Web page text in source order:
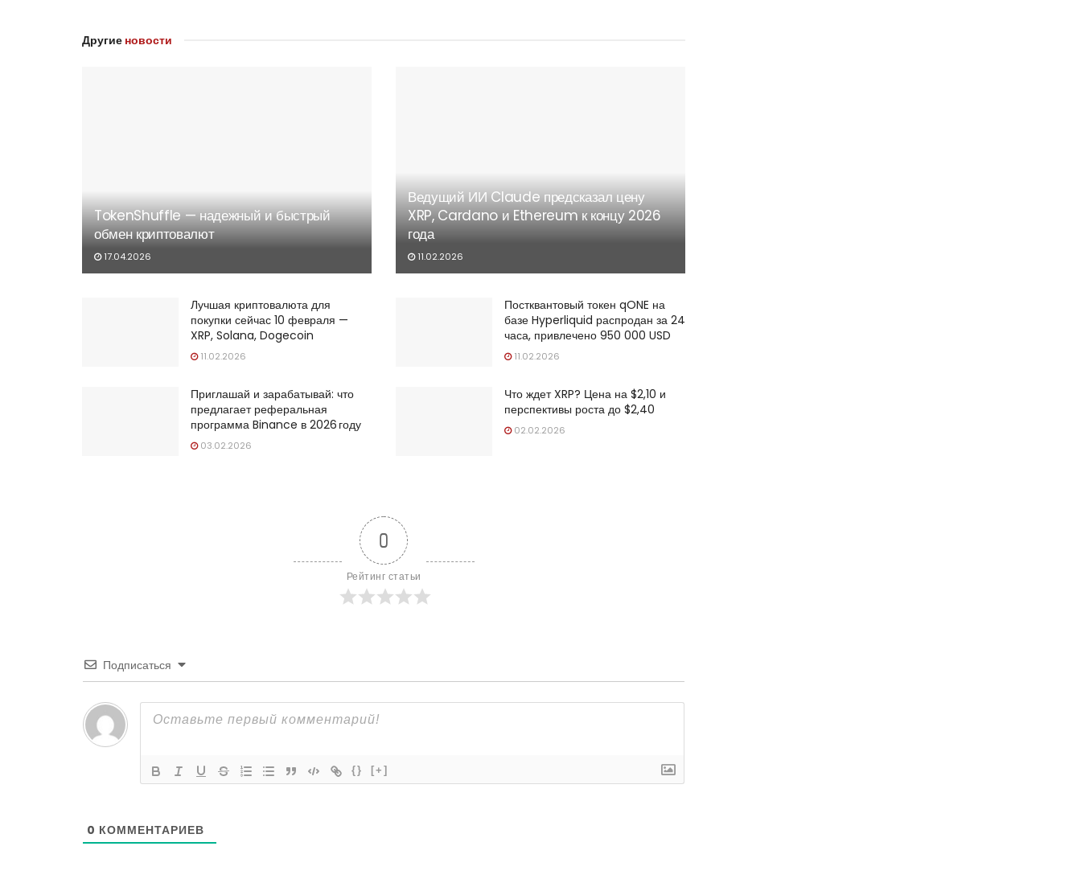
Другие новости
TokenShuffle — надежный и быстрый
обмен криптовалют
17.04.2026
Ведущий ИИ Claude предсказал цену
XRP, Cardano и Ethereum к концу 2026
года
11.02.2026
Лучшая криптовалюта для
покупки сейчас 10 февраля —
XRP, Solana, Dogecoin
11.02.2026
Постквантовый токен qONE на
базе Hyperliquid распродан за 24
часа, привлечено 950 000 USD
11.02.2026
Приглашай и зарабатывай: что
предлагает реферальная
программа Binance в 2026 году
03.02.2026
Что ждет XRP? Цена на $2,10 и
перспективы роста до $2,40
02.02.2026
0
Рейтинг статьи
Подписаться
{} [+]
0 КОММЕНТАРИЕВ